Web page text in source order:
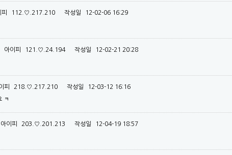
112.♡.217.210 작성일
12-02-06 16:29
아이피 121.♡.24.194 작성일
12-02-21 20:28
피 218.♡.217.210 작성일
12-03-12 16:16
ㅋ
아이피 203.♡.201.213 작성일
12-04-19 18:57